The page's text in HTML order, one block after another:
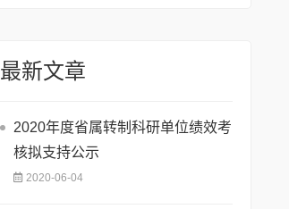
最新文章
2020年度省属转制科研单位绩效考
核拟支持公示
2020-06-04